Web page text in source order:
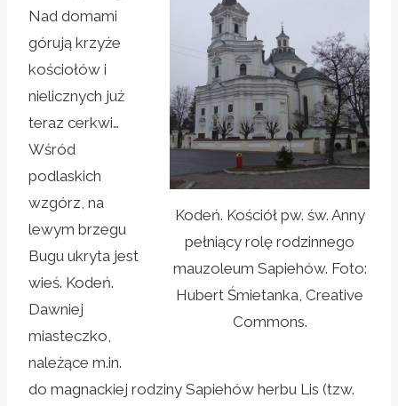
Kodeń. Kościół pw. św. Anny
pełniący rolę rodzinnego
mauzoleum Sapiehów. Foto:
Hubert Śmietanka, Creative
Commons.
Nad domami
górują krzyże
kościołów i
nielicznych już
teraz cerkwi…
Wśród
podlaskich
wzgórz, na
lewym brzegu
Bugu ukryta jest
wieś. Kodeń.
Dawniej
miasteczko,
należące m.in.
do magnackiej rodziny Sapiehów herbu Lis (tzw.